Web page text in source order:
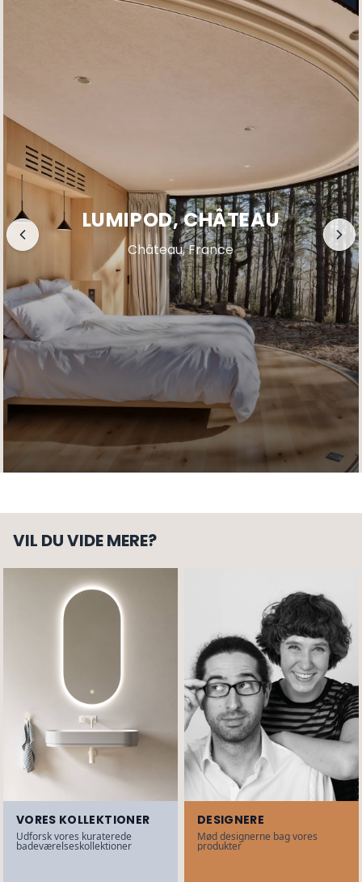
LUMIPOD, CHÂTEAU
Château, France
VIL DU VIDE MERE?
VORES KOLLEKTIONER
Udforsk vores kuraterede
badeværelseskollektioner
DESIGNERE
Mød designerne bag vores
produkter